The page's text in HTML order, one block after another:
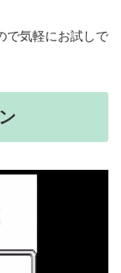
で気軽にお試しで